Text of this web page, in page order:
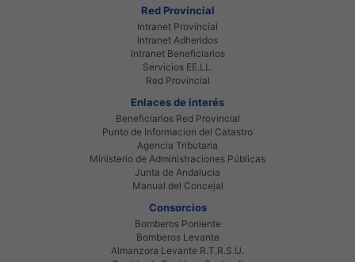
Red Provincial
Intranet Provincial
Intranet Adheridos
Intranet Beneficiarios
Servicios EE.LL.
Red Provincial
Enlaces de interés
Beneficiarios Red Provincial
Punto de Informacion del Catastro
Agencia Tributaria
Ministerio de Administraciones Públicas
Junta de Andalucia
Manual del Concejal
Consorcios
Bomberos Poniente
Bomberos Levante
Almanzora Levante R.T.R.S.U.